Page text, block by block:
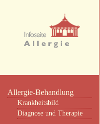
Allergie-Behandlung
Krankheitsbild
Diagnose und Therapie